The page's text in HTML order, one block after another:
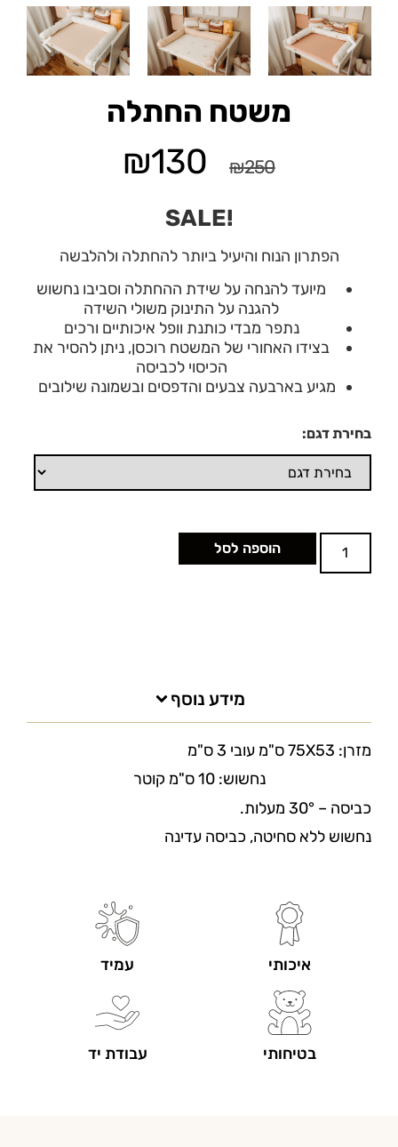
משטח החתלה
₪250
₪130
!SALE
הפתרון הנוח והיעיל ביותר להחתלה ולהלבשה
מיועד להנחה על שידת ההחתלה וסביבו נחשוש
להגנה על התינוק משולי השידה
נתפר מבדי כותנת וופל איכותיים ורכים
בצידו האחורי של המשטח רוכסן, ניתן להסיר את
הכיסוי לכביסה
מגיע בארבעה צבעים והדפסים ובשמונה שילובים
בחירת דגם:
הוספה לסל
מידע נוסף
מזרן: 75X53 ס"מ עובי 3 ס"מ
נחשוש: 10 ס"מ קוטר
כביסה – 30° מעלות.
נחשוש ללא סחיטה, כביסה עדינה
איכותי עמיד
בטיחותי עבודת יד